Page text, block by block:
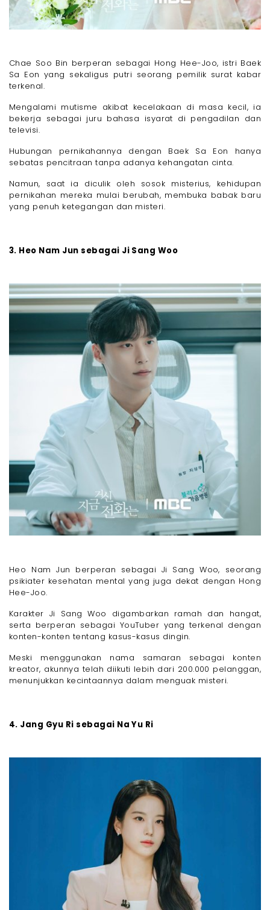
Chae Soo Bin berperan sebagai Hong Hee-Joo, istri Baek
Sa Eon yang sekaligus putri seorang pemilik surat kabar
terkenal.
Mengalami mutisme akibat kecelakaan di masa kecil, ia
bekerja sebagai juru bahasa isyarat di pengadilan dan
televisi.
Hubungan pernikahannya dengan Baek Sa Eon hanya
sebatas pencitraan tanpa adanya kehangatan cinta.
Namun, saat ia diculik oleh sosok misterius, kehidupan
pernikahan mereka mulai berubah, membuka babak baru
yang penuh ketegangan dan misteri.
3. Heo Nam Jun sebagai Ji Sang Woo
Heo Nam Jun berperan sebagai Ji Sang Woo, seorang
psikiater kesehatan mental yang juga dekat dengan Hong
Hee-Joo.
Karakter Ji Sang Woo digambarkan ramah dan hangat,
serta berperan sebagai YouTuber yang terkenal dengan
konten-konten tentang kasus-kasus dingin.
Meski menggunakan nama samaran sebagai konten
kreator, akunnya telah diikuti lebih dari 200.000 pelanggan,
menunjukkan kecintaannya dalam menguak misteri.
4. Jang Gyu Ri sebagai Na Yu Ri